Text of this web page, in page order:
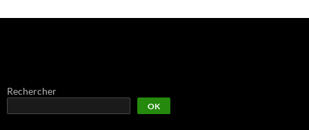
Rechercher
OK